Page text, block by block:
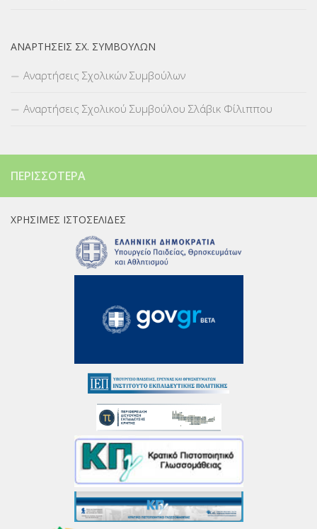
ΑΝΑΡΤΉΣΕΙΣ ΣΧ. ΣΥΜΒΟΎΛΩΝ
Αναρτήσεις Σχολικών Συμβούλων
Αναρτήσεις Σχολικού Συμβούλου Σλάβικ Φίλιππου
ΠΕΡΙΣΣΌΤΕΡΑ
ΧΡΉΣΙΜΕΣ ΙΣΤΟΣΕΛΊΔΕΣ